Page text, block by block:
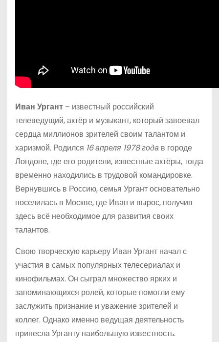
Иван Ургант – известный российский
телеведущий, актёр и музыкант, который завоевал
сердца миллионов зрителей своим талантом и
харизмой. Родился 16 апреля 1978 года в городе
Лондоне, где его родители, известные актёры, тогда
временно находились в трудовой командировке.
Вернувшись в Россию, семья Ургант основательно
поселилась в Москве, где Иван и вырос, получив
здесь всё необходимое для развития своих
талантов.
Свою творческую карьеру Иван Ургант начал с
участия в самых популярных телесериалах и
кинофильмах. Он сыграл множество ярких и
запоминающихся ролей, которые помогли ему
заслужить признание и уважение зрителей и
коллег. Однако именно ведущая деятельность
принесла Урганту наибольшую известность.